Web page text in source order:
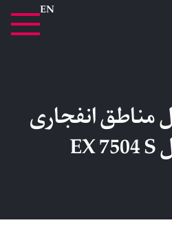
EN
مناطق انفجاری